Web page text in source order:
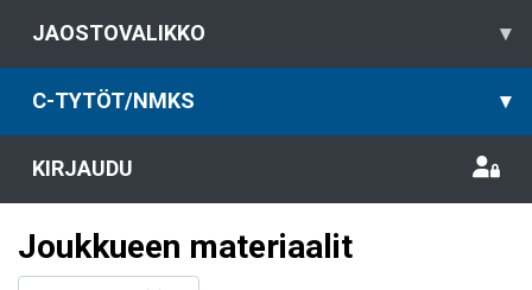
JAOSTOVALIKKO ▾
C-TYTÖT/NMKS ▾
KIRJAUDU
Joukkueen materiaalit